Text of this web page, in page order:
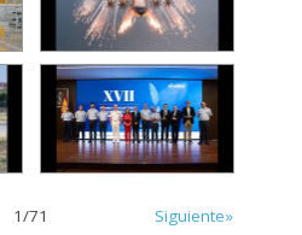
1/71
Siguiente»